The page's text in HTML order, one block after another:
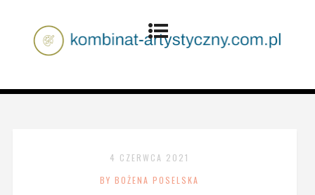
4 CZERWCA 2021
BY BOŻENA POSELSKA